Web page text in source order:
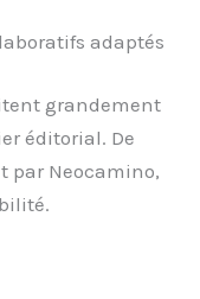
adaptés
grandement
éditorial. De
par Neocamino,